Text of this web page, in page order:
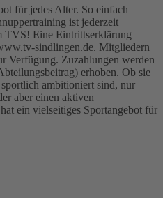
für jedes Alter. So einfach
ist jederzeit
TVS! Eine Eintrittserklärung
sindlingen.de. Mitgliedern
Verfügung. Zuzahlungen werden
erhoben. Ob sie
ambitioniert sind, nur
aber einen aktiven
ein vielseitiges Sportangebot für